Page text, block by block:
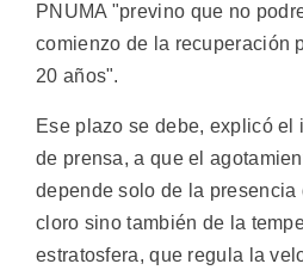
PNUMA "previno que no
comienzo de la recuperación
20 años".
Ese plazo se debe, explicó el
de prensa, a que el
depende solo de la presencia
cloro sino también de la
estratosfera, que regula la